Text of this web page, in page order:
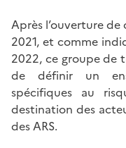
Après l’ouverture de
2021, et comme
2022, ce groupe de
de définir un
spécifiques au
destination des
des ARS.